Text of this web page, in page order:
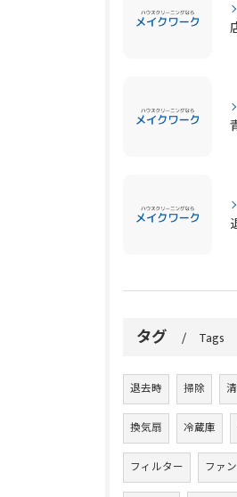
タグ Tags
退去時 掃除
換気扇 冷蔵庫
フィルター ファン